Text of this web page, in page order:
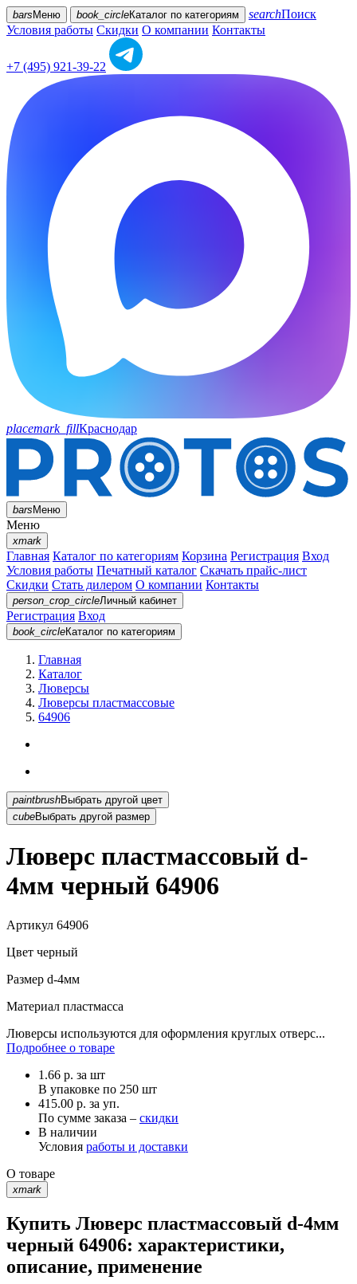
bars Меню book_circleКаталог по категориям searchПоиск
Условия работы Скидки О компании Контакты
+7 (495) 921-39-22
placemark_fillКраснодар
barsМеню
Меню
xmark
Главная Каталог по категориям Корзина Регистрация Вход
Условия работы Печатный каталог Скачать прайс-лист
Скидки Стать дилером О компании Контакты
person_crop_circleЛичный кабинет
Регистрация Вход
book_circleКаталог по категориям
Главная
Каталог
Люверсы
Люверсы пластмассовые
64906
paintbrush
Выбрать другой цвет
cubeВыбрать другой размер
Люверс пластмассовый d-
4мм черный 64906
Артикул 64906
Цвет черный
Размер d-4мм
Материал пластмасса
Люверсы используются для оформления круглых отверс...
Подробнее о товаре
1.66 р. за шт
В упаковке по 250 шт
415.00 р. за уп.
По сумме заказа – скидки
В наличии
Условия работы и доставки
О товаре
xmark
Купить Люверс пластмассовый d-4мм
черный 64906: характеристики,
описание, применение